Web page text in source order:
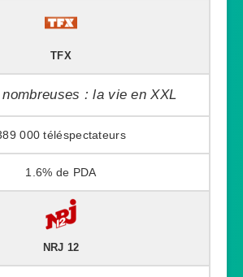
TFX
: la vie en XXL
000
1.6%
NRJ 12